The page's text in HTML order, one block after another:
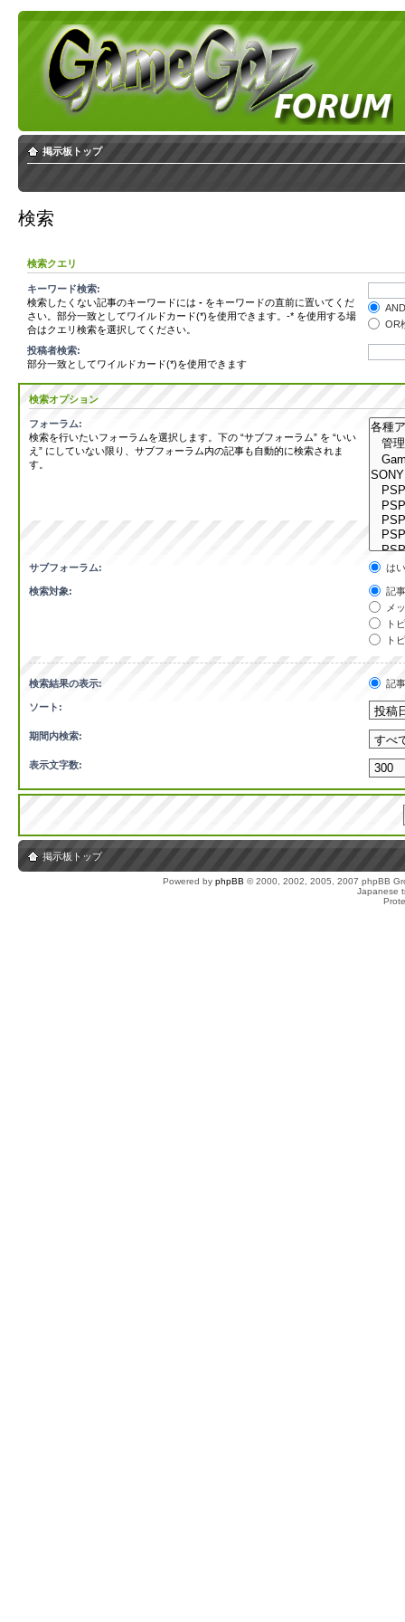
掲示板トップ
検索
検索クエリ
キーワード検索:
検索したくない記事のキーワードには - をキーワードの直前に置いてくだ
さい。部分一致としてワイルドカード(*)を使用できます。-* を使用する場
合はクエリ検索を選択してください。
OR
投稿者検索:
部分一致としてワイルドカード(*)を使用できます
検索オプション
フォーラム:
検索を行いたいフォーラムを選択します。下の “サブフォーラム” を “いい
え” にしていない限り、サブフォーラム内の記事も自動的に検索されま
す。
サブフォーラム: はい
検索対象:
記
メ
ト
ト
検索結果の表示: 記事
ソート:
期間内検索:
表示文字数:
掲示板トップ
Powered by phpBB © 2000, 2002, 2005, 2007 phpBB
Japanese